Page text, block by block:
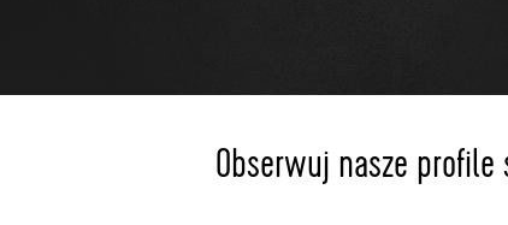
Obserwuj nasze profile